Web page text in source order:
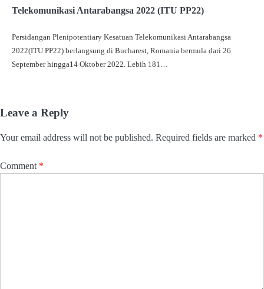
Telekomunikasi Antarabangsa 2022 (ITU PP22)
Persidangan Plenipotentiary Kesatuan Telekomunikasi Antarabangsa
2022(ITU PP22) berlangsung di Bucharest, Romania bermula dari 26
September hingga14 Oktober 2022. Lebih 181…
Leave a Reply
Your email address will not be published. Required fields are marked *
Comment *